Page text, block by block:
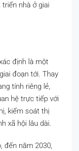
nhà ở giai
định là một
đoạn tới. Thay
tính riêng lẻ,
hệ trực tiếp với
kiểm soát thị
xã hội lâu dài.
đến năm 2030,